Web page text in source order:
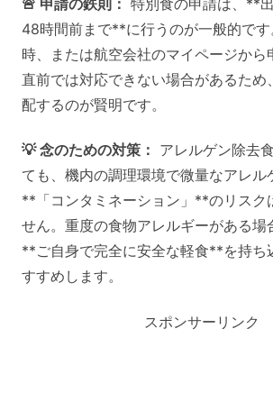
48時間前まで**に行うのが一般的で
時、または航空会社のマイページから
直前では対応できない場合があるため
配するのが賢明です。
💡 念のための対策： アレルゲン除去
ても、機内の調理環境で微量なアレル
**「コンタミネーション」**のリスク
せん。重度の食物アレルギーがある場
**ご自身で完全に安全な軽食**を持ち
すすめします。
スポンサーリンク